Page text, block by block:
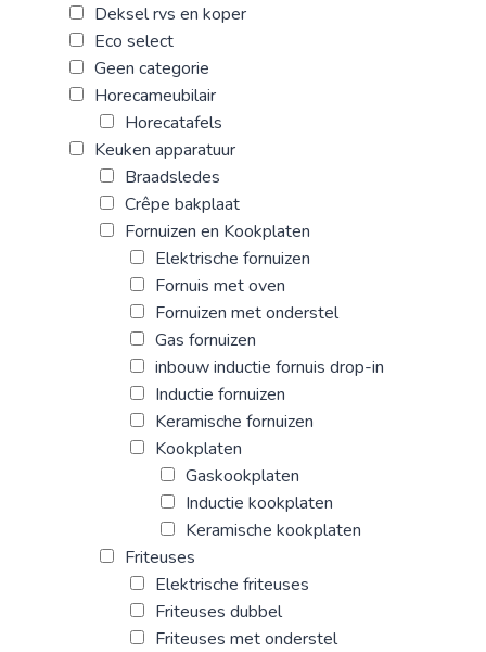
Deksel rvs en koper
Eco select
Geen categorie
Horecameubilair
Horecatafels
Keuken apparatuur
Braadsledes
Crêpe bakplaat
Fornuizen en Kookplaten
Elektrische fornuizen
Fornuis met oven
Fornuizen met onderstel
Gas fornuizen
inbouw inductie fornuis drop-in
Inductie fornuizen
Keramische fornuizen
Kookplaten
Gaskookplaten
Inductie kookplaten
Keramische kookplaten
Friteuses
Elektrische friteuses
Friteuses dubbel
Friteuses met onderstel